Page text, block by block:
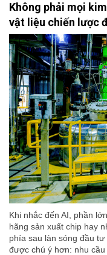
Không phải mọi
vật liệu chiến lược
Khi nhắc đến AI, phần
hãng sản xuất chip hay
phía sau làn sóng đầu
được chú ý hơn: nhu